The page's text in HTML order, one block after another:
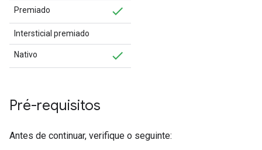
Premiado
Intersticial premiado
Nativo
Pré-requisitos
Antes de continuar, verifique o seguinte: